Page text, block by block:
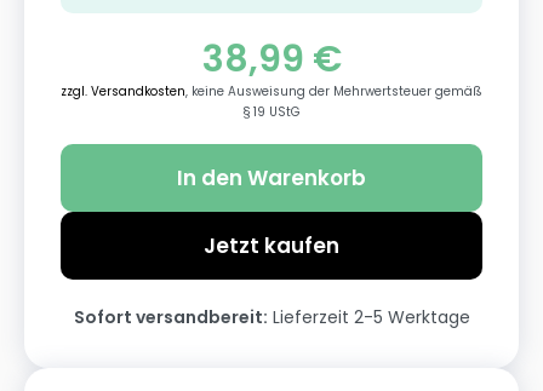
38,99 €
zzgl. Versandkosten, keine Ausweisung der Mehrwertsteuer gemäß
§ 19 UStG
In den Warenkorb
Jetzt kaufen
Sofort versandbereit: Lieferzeit 2-5 Werktage